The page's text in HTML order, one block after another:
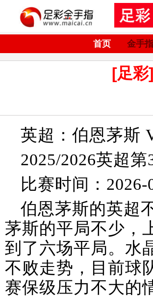
首页 金手
[足彩]
英超：伯恩茅斯
2025/2026英超第
比赛时间：
伯恩茅斯的英超
茅斯的平局不少，
到了六场平局。水
不败走势，目前球
赛保级压力不大的